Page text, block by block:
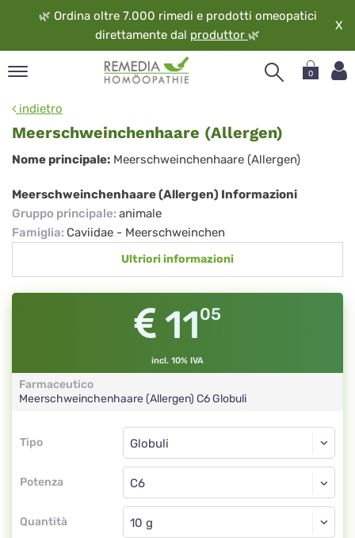
🌿 Ordina oltre 7.000 rimedi e prodotti omeopatici
direttamente dal produttor 🌿
X
0
indietro
Meerschweinchenhaare (Allergen)
Meerschweinchenhaare
(Allergen)
Nome principale: Meerschweinchenhaare (Allergen)
Meerschweinchenhaare (Allergen) Informazioni
Gruppo principale: animale
Famiglia: Caviidae - Meerschweinchen
Ultriori informazioni
1105
incl. 10% IVA
Farmaceutico
Meerschweinchenhaare (Allergen) C6Globuli
Tipo
Tipo
Potenza
Globuli
C6
Quantità
Globuli